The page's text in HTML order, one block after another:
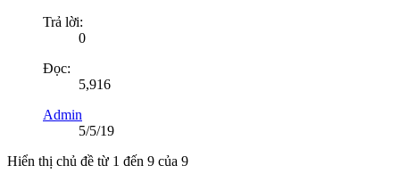
Trả lời:
0
Đọc:
5,916
Admin
5/5/19
Hiển thị chủ đề từ 1 đến 9 của 9